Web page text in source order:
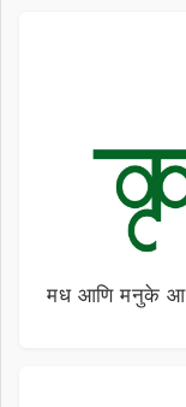
मध आणि मनुके